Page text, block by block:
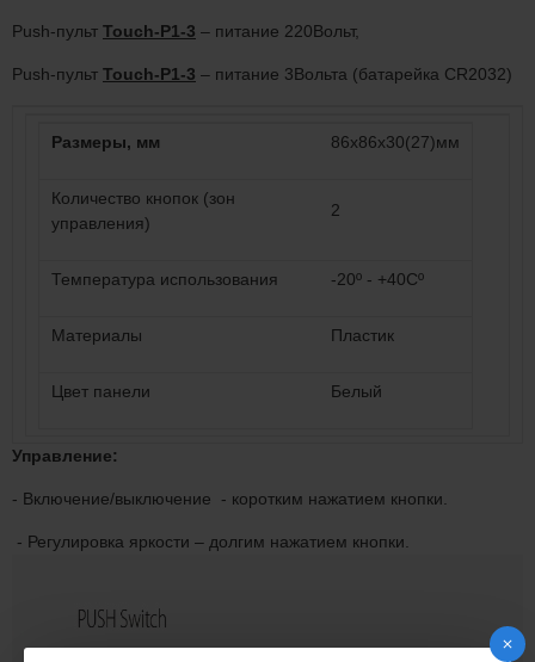
Рush-пульт Touch-P1-3 – питание 220Вольт,
Рush-пульт Touch-P1-3 – питание 3Вольта (батарейка CR2032)
Размеры, мм 86х86х30(27)мм
Количество кнопок (зон
управления)
2
Температура использования -20º - +40Сº
Материалы Пластик
Цвет панели Белый
Управление:
- Включение/выключение - коротким нажатием кнопки.
- Регулировка яркости – долгим нажатием кнопки.